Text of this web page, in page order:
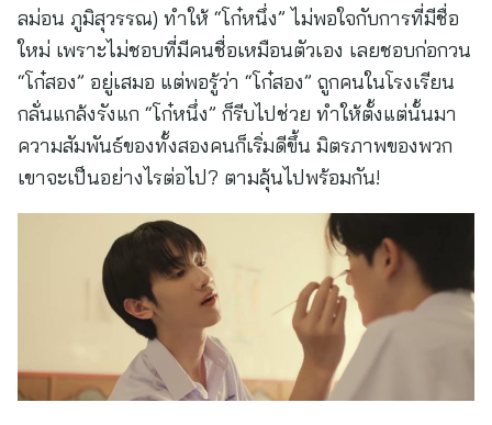
ลม่อน ภูมิสุวรรณ) ทำให้ “โก๋หนึ่ง” ไม่พอใจกับการที่มีชื่อ
ใหม่ เพราะไม่ชอบที่มีคนชื่อเหมือนตัวเอง เลยชอบก่อกวน
“โก๋สอง” อยู่เสมอ แต่พอรู้ว่า “โก๋สอง” ถูกคนในโรงเรียน
กลั่นแกล้งรังแก “โก๋หนึ่ง” ก็รีบไปช่วย ทำให้ตั้งแต่นั้นมา
ความสัมพันธ์ของทั้งสองคนก็เริ่มดีขึ้น มิตรภาพของพวก
เขาจะเป็นอย่างไรต่อไป? ตามลุ้นไปพร้อมกัน!